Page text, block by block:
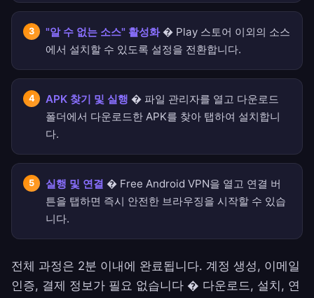
"알 수 없는 소스" 활성화� Play 스토어 이외의 소스
에서 설치할 수 있도록 설정을 전환합니다.
APK 찾기 및 실행 � 파일 관리자를 열고 다운로드
폴더에서 다운로드한 APK를 찾아 탭하여 설치합니
다.
실행 및 연결 � Free Android VPN을 열고 연결 버
튼을 탭하면 즉시 안전한 브라우징을 시작할 수 있습
니다.
전체 과정은 2분 이내에 완료됩니다. 계정 생성, 이메일
인증, 결제 정보가 필요 없습니다 � 다운로드, 설치, 연